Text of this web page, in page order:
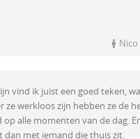
Nico
vind ik juist een goed teken,
ze werkloos zijn hebben ze de
alle momenten van de dag.
dan met iemand die thuis zit.